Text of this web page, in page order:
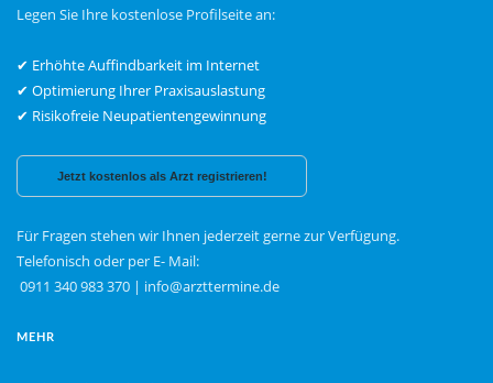
Legen Sie Ihre kostenlose Profilseite an:
✔ Erhöhte Auffindbarkeit im Internet
✔ Optimierung Ihrer Praxisauslastung
✔ Risikofreie Neupatientengewinnung
Jetzt kostenlos als Arzt registrieren!
Für Fragen stehen wir Ihnen jederzeit gerne zur Verfügung.
Telefonisch oder per E- Mail:
0911 340 983 370 | info@arzttermine.de
MEHR